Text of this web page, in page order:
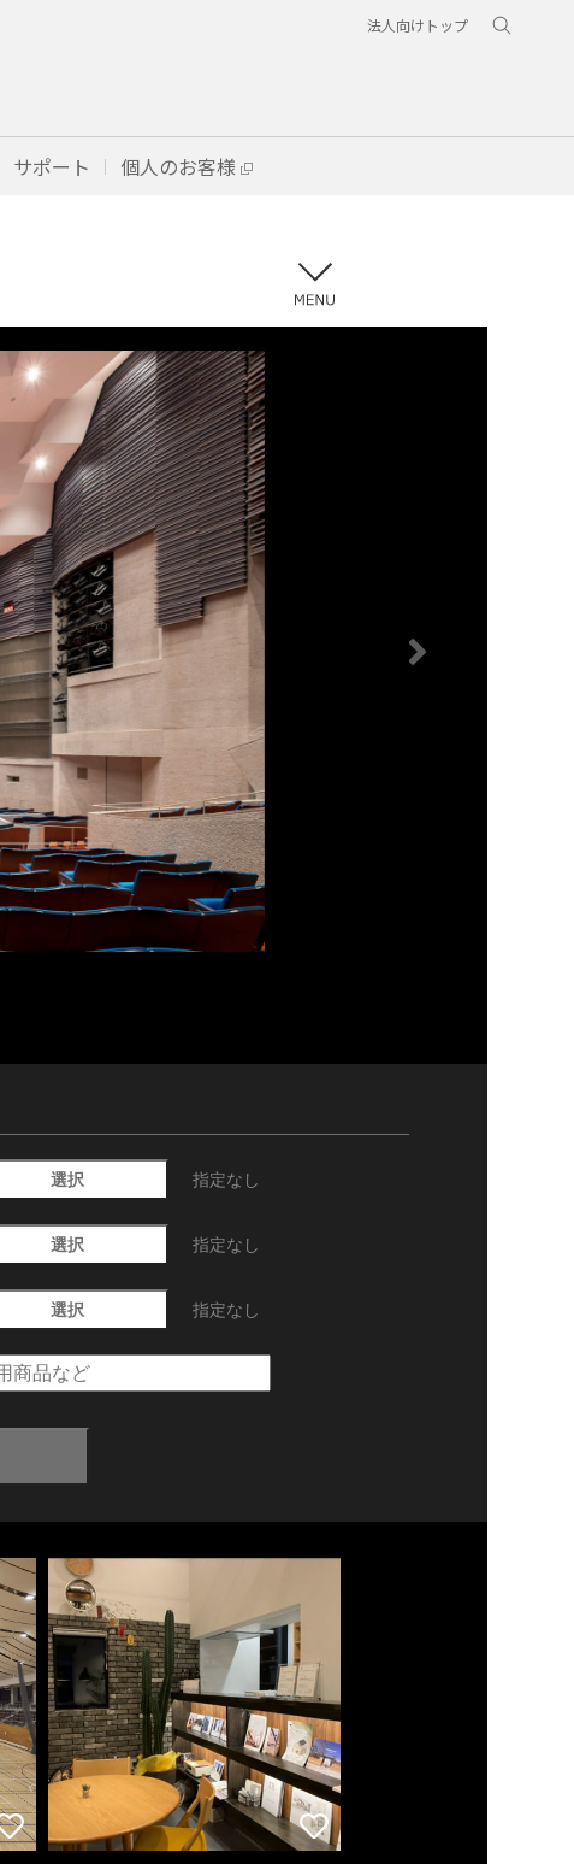
法人向けトップ
サポート 個人のお客様
選択 指定なし
選択 指定なし
選択 指定なし